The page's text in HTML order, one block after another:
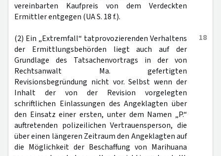
vereinbarten Kaufpreis von dem Verdeckten
Ermittler entgegen (UA S. 18 f.).
18
(2) Ein „Extremfall“ tatprovozierenden Verhaltens
der Ermittlungsbehörden liegt auch auf der
Grundlage des Tatsachenvortrags in der von
Rechtsanwalt Ma. gefertigten
Revisionsbegründung nicht vor. Selbst wenn der
Inhalt der von der Revision vorgelegten
schriftlichen Einlassungen des Angeklagten über
den Einsatz einer ersten, unter dem Namen „P.“
auftretenden polizeilichen Vertrauensperson, die
über einen längeren Zeitraum den Angeklagten auf
die Möglichkeit der Beschaffung von Marihuana